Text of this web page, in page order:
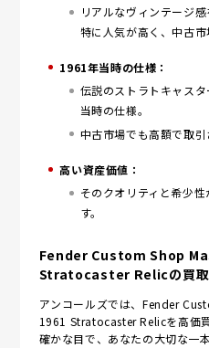
リアルなヴィンテージ
特に人気が高く、中古市
1961年当時の仕様：
伝説のストラトキャス
当時の仕様。
中古市場でも高額で取引
高い資産価値：
そのクオリティと希少
す。
Fender Custom Shop
Stratocaster Relicの買取
アンコールズでは、Fender
1961 Stratocaster Relicを高価
確かな目で、あなたの大切な一